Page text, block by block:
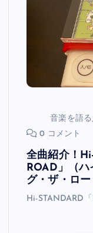
音楽を語る
0 コメント
全曲紹介！
ROAD」（
グ・ザ・ロー
Hi-STANDARD